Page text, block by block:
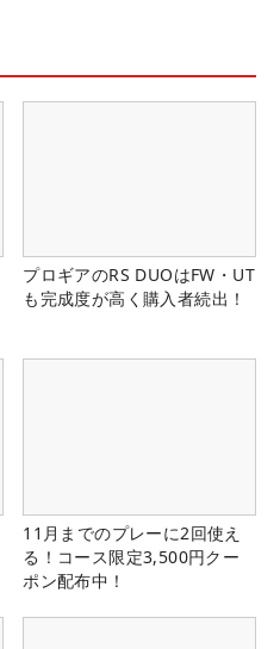
プロギアのRS DUOはFW・UT
も完成度が高く購入者続出！
11月までのプレーに2回使え
る！コース限定3,500円クー
ポン配布中！